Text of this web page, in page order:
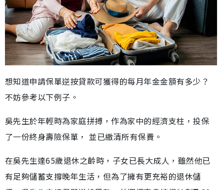
想知道申請保單逆按貸款可獲得的每月年金金額有多少？
不妨參考以下例子。
吳先生於年輕時為家庭拼搏，作為家中的經濟支柱，投保
了一份終身壽險保單， 並已繳清所有保費。
在吳先生達65歲退休之齡時，子女已長大成人，雖然他已
有足夠儲蓄支撐晚年生活，但為了擁有更充裕的退休儲